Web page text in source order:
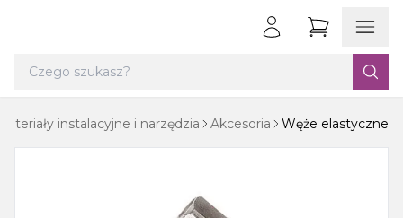
instalacyjne i narzędzia Akcesoria Węże elastyczne